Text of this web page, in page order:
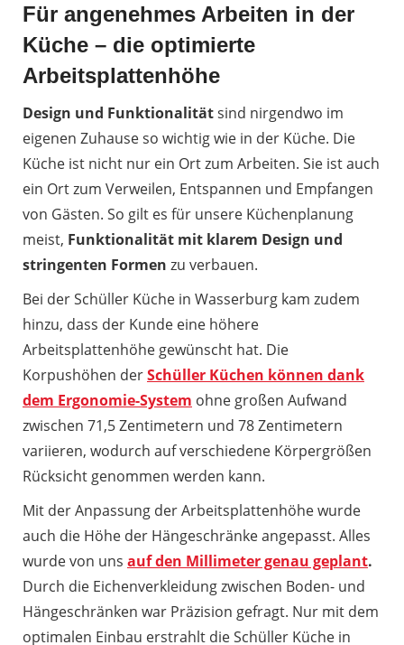
Für angenehmes Arbeiten in der
Küche – die optimierte
Arbeitsplattenhöhe
Design und Funktionalitätsind nirgendwo im
eigenen Zuhause so wichtig wie in der Küche. Die
Küche ist nicht nur ein Ort zum Arbeiten. Sie ist auch
ein Ort zum Verweilen, Entspannen und Empfangen
von Gästen. So gilt es für unsere Küchenplanung
meist, Funktionalität mit klarem Design und
stringenten Formen zu verbauen.
Bei der Schüller Küche in Wasserburg kam zudem
hinzu, dass der Kunde eine höhere
Arbeitsplattenhöhe gewünscht hat. Die
Korpushöhen derSchüller Küchen können dank
dem Ergonomie-System ohne großen Aufwand
zwischen 71,5 Zentimetern und 78 Zentimetern
variieren, wodurch auf verschiedene Körpergrößen
Rücksicht genommen werden kann.
Mit der Anpassung der Arbeitsplattenhöhe wurde
auch die Höhe der Hängeschränke angepasst. Alles
wurde von uns auf den Millimeter genau geplant.
Durch die Eichenverkleidung zwischen Boden- und
Hängeschränken war Präzision gefragt. Nur mit dem
optimalen Einbau erstrahlt die Schüller Küche in